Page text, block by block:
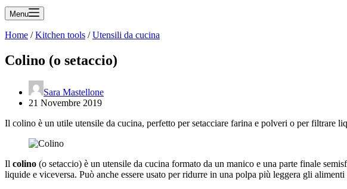
Menu
Home /Kitchen tools /Utensili da cucina
Colino (o setaccio)
Sara Mastellone
21 Novembre 2019
Il colino è un utile utensile da cucina, perfetto per setacciare farina e polveri o per filtrare
Il colino (o setaccio) è un utensile da cucina formato da un manico e una parte finale
liquide e viceversa. Può anche essere usato per ridurre in una polpa più leggera gli